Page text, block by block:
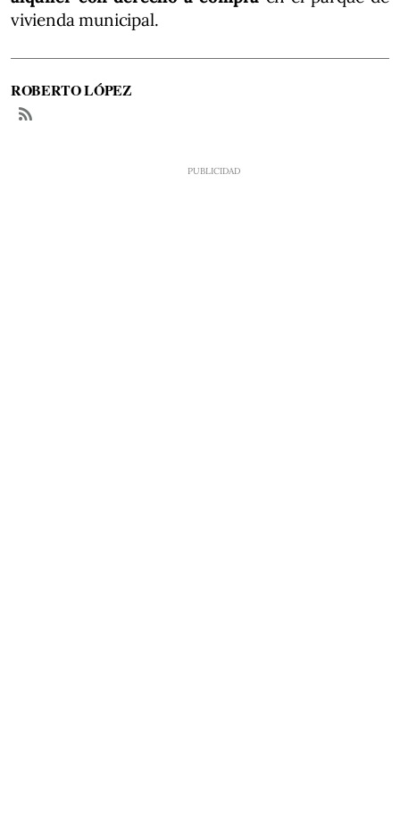
vivienda municipal.
ROBERTO LÓPEZ